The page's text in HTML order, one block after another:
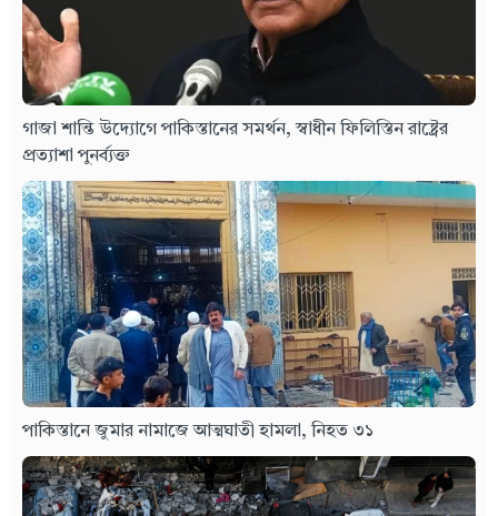
গাজা শান্তি উদ্যোগে পাকিস্তানের সমর্থন, স্বাধীন ফিলিস্তিন রাষ্ট্রের
প্রত্যাশা পুনর্ব্যক্ত
পাকিস্তানে জুমার নামাজে আত্মঘাতী হামলা, নিহত ৩১